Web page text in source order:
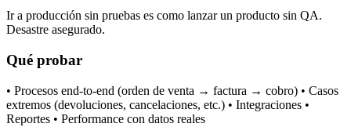
Ir a producción sin pruebas es como lanzar un producto sin QA.
Desastre asegurado.
Qué probar
• Procesos end-to-end (orden de venta → factura → cobro) • Casos
extremos (devoluciones, cancelaciones, etc.) • Integraciones •
Reportes • Performance con datos reales